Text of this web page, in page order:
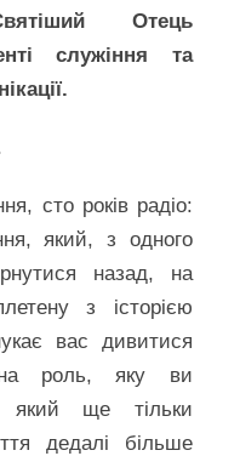
Отець
служіння та
сто років радіо:
який, з одного
назад, на
з історією
вас дивитися
роль, яку ви
який ще тільки
дедалі більше